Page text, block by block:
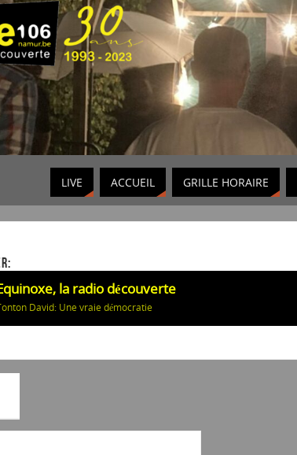
LIVE ACCUEIL GRILLE HORAIRE
la radio découverte
David: Une vraie démocratie